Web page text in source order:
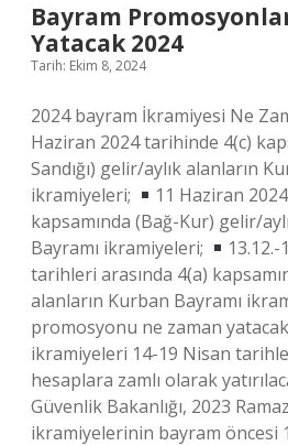
Bayram
Yatacak 2024
Tarih: Ekim 8, 2024
2024 bayram İkramiyesi Ne
Haziran 2024 tarihinde 4(c)
Sandığı) gelir/aylık alanların
ikramiyeleri;
11 Haziran
kapsamında (Bağ-Kur) gelir/
Bayramı ikramiyeleri;
tarihleri ​​arasında 4(a)
alanların Kurban Bayramı
promosyonu ne zaman
ikramiyeleri 14-19 Nisan
hesaplara zamlı olarak
Güvenlik Bakanlığı, 2023
ikramiyelerinin bayram öncesi